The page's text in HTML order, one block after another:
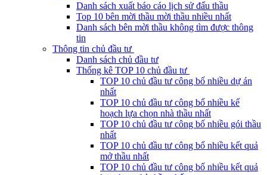
Danh sách xuất báo cáo lịch sử đấu thầu
Top 10 bên mời thầu mời thầu nhiều nhất
Danh sách bên mời thầu không tìm được thông
tin
Thông tin chủ đầu tư
Danh sách chủ đầu tư
Thống kê TOP 10 chủ đầu tư
TOP 10 chủ đầu tư công bố nhiều dự án
nhất
TOP 10 chủ đầu tư công bố nhiều kế
hoạch lựa chọn nhà thầu nhất
TOP 10 chủ đầu tư công bố nhiều gói thầu
nhất
TOP 10 chủ đầu tư công bố nhiều kết quả
mở thầu nhất
TOP 10 chủ đầu tư công bố nhiều kết quả